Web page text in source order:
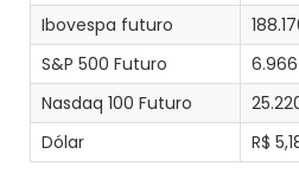
Ibovespa futuro
S&P 500 Futuro
Nasdaq 100 Futuro
Dólar
R$